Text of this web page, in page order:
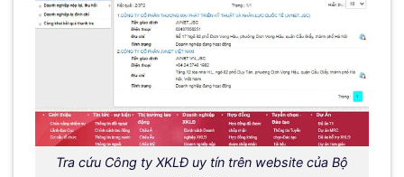
Tra cứu Công ty XKLĐ uy tín trên website của Bộ